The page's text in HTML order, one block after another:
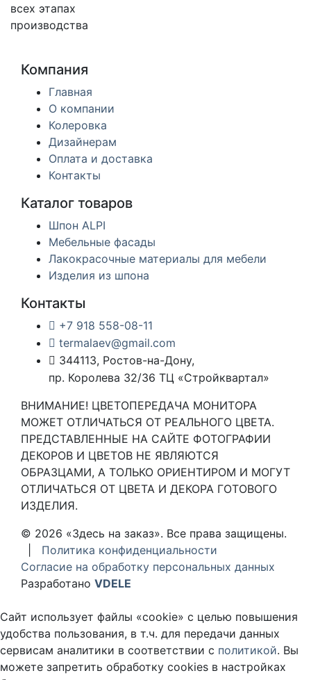
всех этапах
производства
Компания
Главная
О компании
Колеровка
Дизайнерам
Оплата и доставка
Контакты
Каталог товаров
Шпон ALPI
Мебельные фасады
Лакокрасочные материалы для мебели
Изделия из шпона
Контакты
+7 918 558-08-11
termalaev@gmail.com
344113, Ростов-на-Дону,
пр. Королева 32/36 ТЦ «Стройквартал»
ВНИМАНИЕ! ЦВЕТОПЕРЕДАЧА МОНИТОРА
МОЖЕТ ОТЛИЧАТЬСЯ ОТ РЕАЛЬНОГО ЦВЕТА.
ПРЕДСТАВЛЕННЫЕ НА САЙТЕ ФОТОГРАФИИ
ДЕКОРОВ И ЦВЕТОВ НЕ ЯВЛЯЮТСЯ
ОБРАЗЦАМИ, А ТОЛЬКО ОРИЕНТИРОМ И МОГУТ
ОТЛИЧАТЬСЯ ОТ ЦВЕТА И ДЕКОРА ГОТОВОГО
ИЗДЕЛИЯ.
© 2026 «Здесь на заказ». Все права защищены.
Политика конфиденциальности
Согласие на обработку персональных данных
Разработано VDELE
Сайт использует файлы «cookie» с целью повышения
удобства пользования, в т.ч. для передачи данных
сервисам аналитики в соответствии с политикой. Вы
можете запретить обработку cookies в настройках